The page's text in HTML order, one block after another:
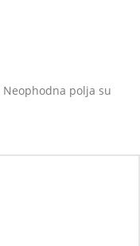
Neophodna polja su